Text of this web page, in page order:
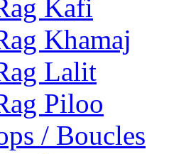
Kafi
Khamaj
Lalit
Piloo
/ Boucles